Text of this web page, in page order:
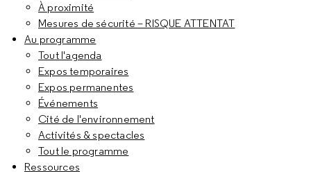
À proximité
Mesures de sécurité – RISQUE ATTENTAT
Au programme
Tout l'agenda
Expos temporaires
Expos permanentes
Événements
Cité de l'environnement
Activités & spectacles
Tout le programme
Ressources